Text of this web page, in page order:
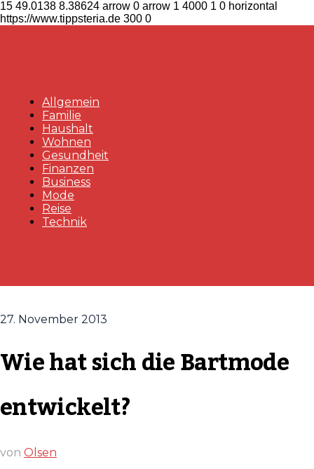
15 49.0138 8.38624 arrow 0 arrow 1 4000 1 0 horizontal
https://www.tippsteria.de 300 0
Allgemein
Familie
Haushalt
Wohnen
Gesundheit
Finanzen
Business
Mode
Reise
Technik
27. November 2013
Wie hat sich die Bartmode
entwickelt?
von Olsen